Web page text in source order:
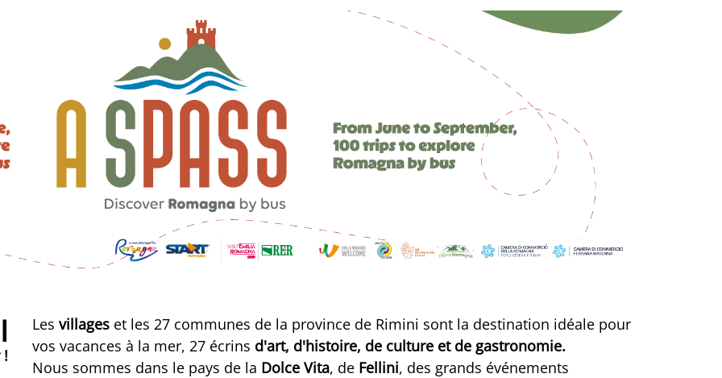
!
Lesvillages et les 27 communes de la province de Rimini sont la destination idéale pour
vos vacances à la mer, 27 écrins d'art, d'histoire, de culture et de gastronomie.
Nous sommes dans le pays de la Dolce Vita, de Fellini, des grands événements